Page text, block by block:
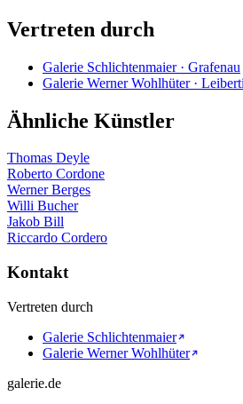
Vertreten durch
Galerie Schlichtenmaier · Grafenau
Galerie Werner Wohlhüter ·
Ähnliche Künstler
Thomas Deyle
Roberto Cordone
Werner Berges
Willi Bucher
Jakob Bill
Riccardo Cordero
Kontakt
Vertreten durch
Galerie Schlichtenmaier
Galerie Werner Wohlhüter
galerie.de